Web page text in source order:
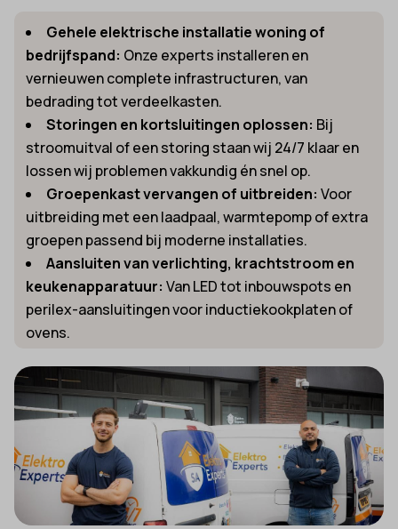
Gehele elektrische installatie woning of
bedrijfspand: Onze experts installeren en
vernieuwen complete infrastructuren, van
bedrading tot verdeelkasten.
Storingen en kortsluitingen oplossen: Bij
stroomuitval of een storing staan wij 24/7 klaar en
lossen wij problemen vakkundig én snel op.
Groepenkast vervangen of uitbreiden: Voor
uitbreiding met een laadpaal, warmtepomp of extra
groepen passend bij moderne installaties.
Aansluiten van verlichting, krachtstroom en
keukenapparatuur: Van LED tot inbouwspots en
perilex-aansluitingen voor inductiekookplaten of
ovens.